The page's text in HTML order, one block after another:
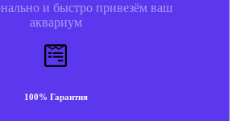
и быстро привезём ваш
аквариум
100% Гарантия